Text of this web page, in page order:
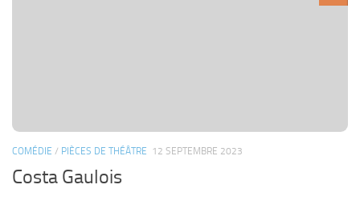
COMÉDIE / PIÈCES DE THÉÂTRE 12 SEPTEMBRE 2023
Costa Gaulois